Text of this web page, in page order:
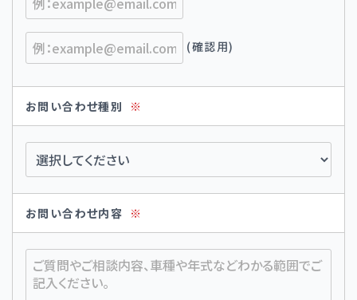
(確認用)
お問い合わせ種別 ※
お問い合わせ内容 ※